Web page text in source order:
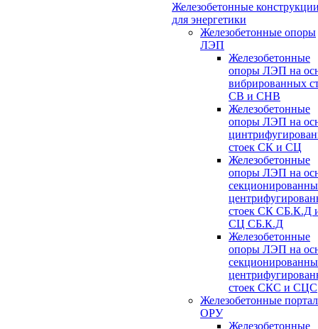
Железобетонные
для энергетики
Железобетонные опоры
ЛЭП
Железобетонные
опоры ЛЭП на
вибрированных
СВ и СНВ
Железобетонные
опоры ЛЭП на
стоек СК и СЦ
Железобетонные
опоры ЛЭП на
стоек СК СБ.К.Д
СЦ СБ.К.Д
Железобетонные
опоры ЛЭП на
стоек СКС и СЦС
Железобетонные
ОРУ
Железобетонные